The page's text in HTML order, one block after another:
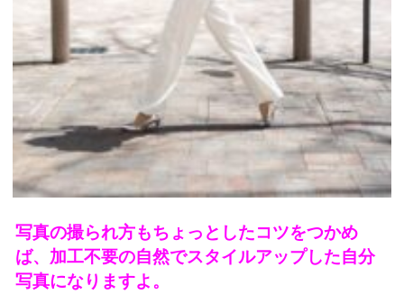
写真の撮られ方もちょっとしたコツをつかめ
ば、加工不要の自然でスタイルアップした自分
写真になりますよ。